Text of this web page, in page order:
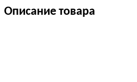
Описание товара